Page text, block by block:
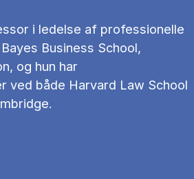
i ledelse af professionelle
Business School,
og hun har
ved både Harvard Law School